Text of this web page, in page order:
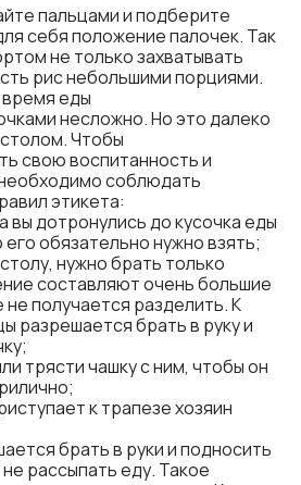
пальцами и подберите
себя положение палочек. Так
не только захватывать
рис небольшими порциями.
еды
несложно. Но это далеко
Чтобы
свою воспитанность и
соблюдать
этикета:
вы дотронулись до кусочка еды
обязательно нужно взять;
нужно брать только
составляют очень большие
получается разделить. К
разрешается брать в руку и
трясти чашку с ним, чтобы он
к трапезе хозяин
брать в руки и подносить
рассыпать еду. Такое